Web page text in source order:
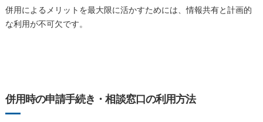
併用によるメリットを最大限に活かすためには、情報共有と計画的
な利用が不可欠です。
併用時の申請手続き・相談窓口の利用方法